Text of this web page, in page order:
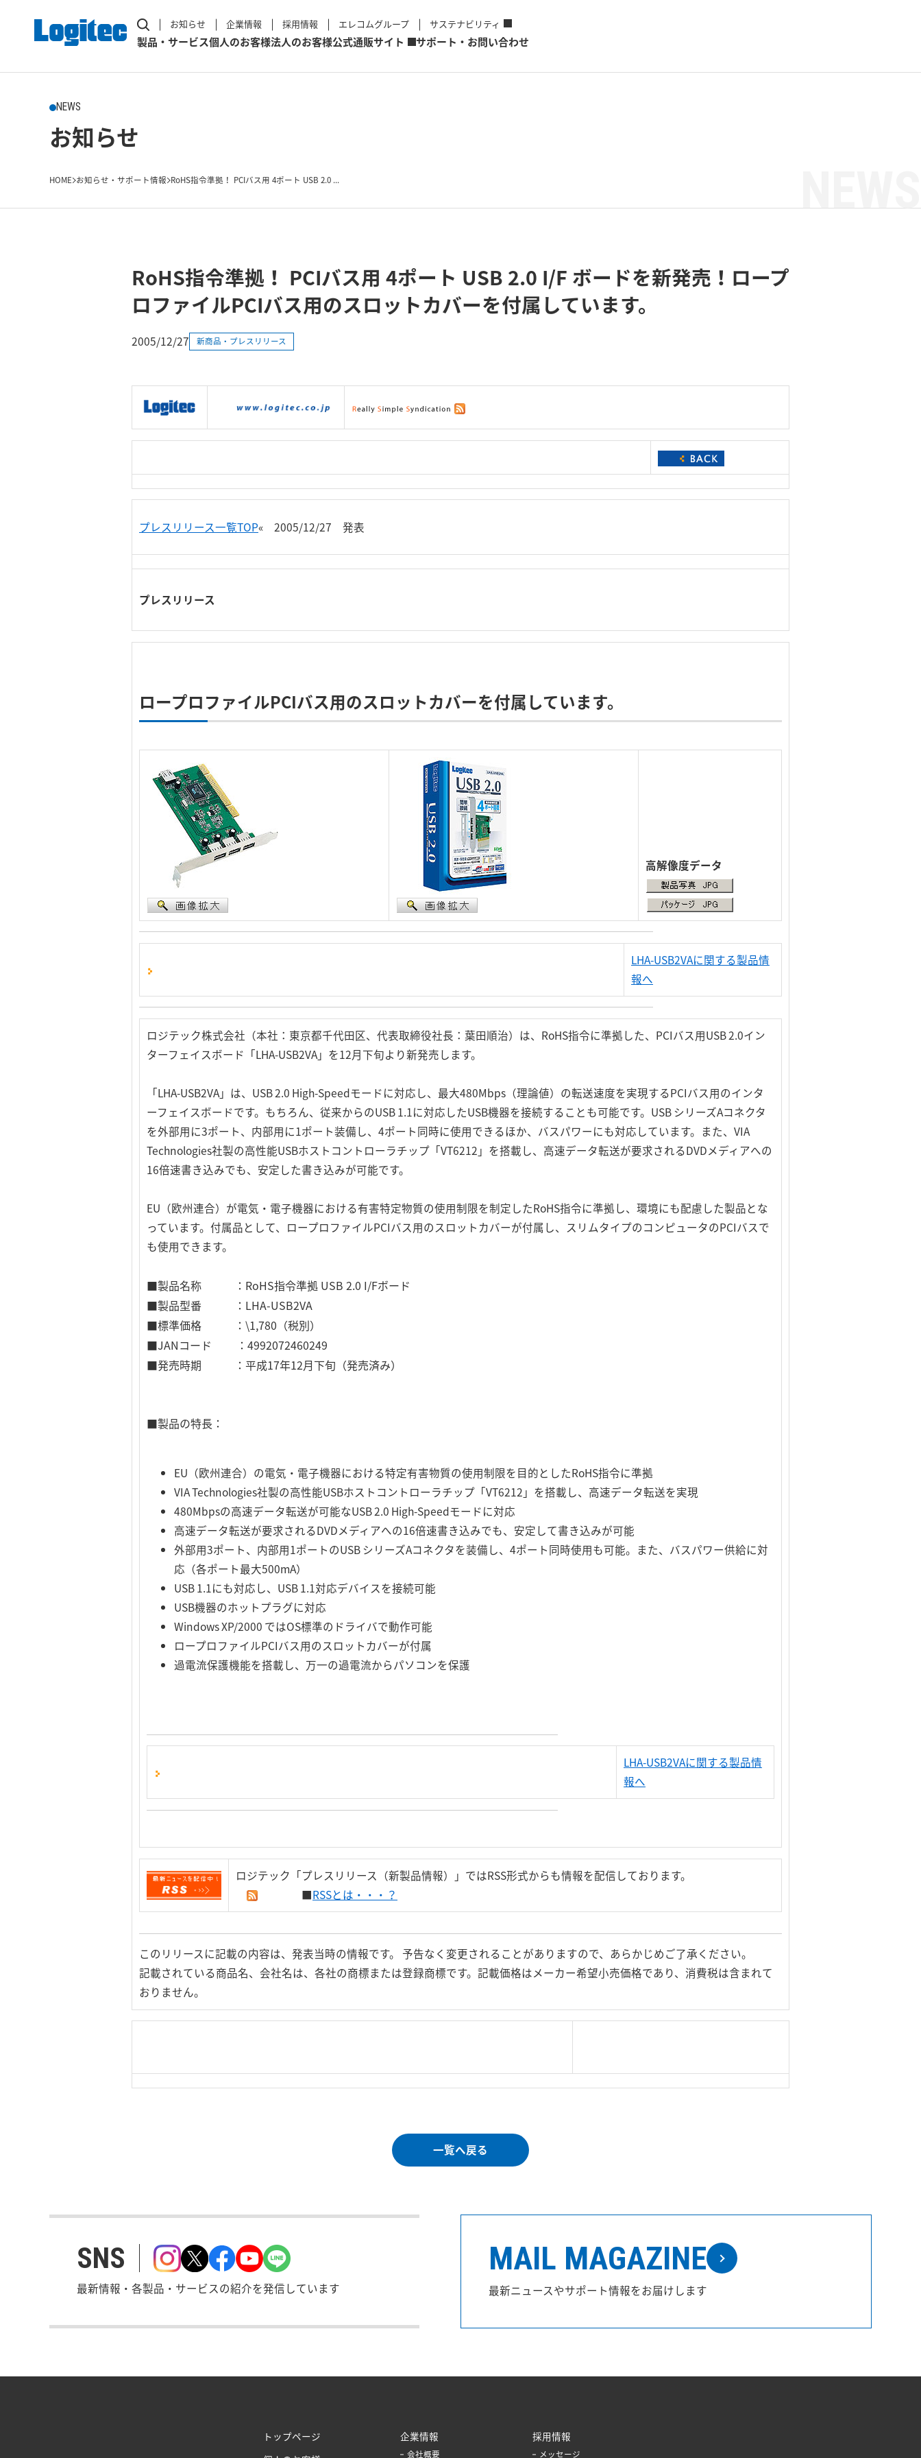
お知らせ 企業情報 採用情報 エレコムグループ サステナビリティ
製品・サービス個人のお客様法人のお客様公式通販サイト サポート・お問い合わせ
NEWS
お知らせ
HOME お知らせ・サポート情報 RoHS指令準拠！ PCIバス用 4ポート USB 2.0 ...
RoHS指令準拠！ PCIバス用 4ポート USB 2.0 I/F ボードを新発売！ロープ
ロファイルPCIバス用のスロットカバーを付属しています。
2005/12/27 新商品・プレスリリース
プレスリリース一覧TOP« 2005/12/27 発表
プレスリリース
ロープロファイルPCIバス用のスロットカバーを付属しています。
高解像度データ
LHA-USB2VAに関する製品情
報へ
ロジテック株式会社（本社：東京都千代田区、代表取締役社長：葉田順治）は、RoHS指令に準拠した、PCIバス用USB 2.0イン
ターフェイスボード「LHA-USB2VA」を12月下旬より新発売します。
「LHA-USB2VA」は、USB 2.0 High-Speedモードに対応し、最大480Mbps（理論値）の転送速度を実現するPCIバス用のインタ
ーフェイスボードです。もちろん、従来からのUSB 1.1に対応したUSB機器を接続することも可能です。USB シリーズAコネクタ
を外部用に3ポート、内部用に1ポート装備し、4ポート同時に使用できるほか、バスパワーにも対応しています。また、VIA
Technologies社製の高性能USBホストコントローラチップ「VT6212」を搭載し、高速データ転送が要求されるDVDメディアへの
16倍速書き込みでも、安定した書き込みが可能です。
EU（欧州連合）が電気・電子機器における有害特定物質の使用制限を制定したRoHS指令に準拠し、環境にも配慮した製品とな
っています。付属品として、ロープロファイルPCIバス用のスロットカバーが付属し、スリムタイプのコンピュータのPCIバスで
も使用できます。
■製品名称 ：RoHS指令準拠 USB 2.0 I/Fボード
■製品型番 ：LHA-USB2VA
■標準価格 ：\1,780（税別）
■JANコード ：4992072460249
■発売時期 ：平成17年12月下旬（発売済み）
■製品の特長：
EU（欧州連合）の電気・電子機器における特定有害物質の使用制限を目的としたRoHS指令に準拠
VIA Technologies社製の高性能USBホストコントローラチップ「VT6212」を搭載し、高速データ転送を実現
480Mbpsの高速データ転送が可能なUSB 2.0 High-Speedモードに対応
高速データ転送が要求されるDVDメディアへの16倍速書き込みでも、安定して書き込みが可能
外部用3ポート、内部用1ポートのUSB シリーズAコネクタを装備し、4ポート同時使用も可能。また、バスパワー供給に対
応（各ポート最大500mA）
USB 1.1にも対応し、USB 1.1対応デバイスを接続可能
USB機器のホットプラグに対応
Windows XP/2000 ではOS標準のドライバで動作可能
ロープロファイルPCIバス用のスロットカバーが付属
過電流保護機能を搭載し、万一の過電流からパソコンを保護
LHA-USB2VAに関する製品情
報へ
ロジテック「プレスリリース（新製品情報）」ではRSS形式からも情報を配信しております。
■RSSとは・・・？
このリリースに記載の内容は、発表当時の情報です。 予告なく変更されることがありますので、あらかじめご了承ください。
記載されている商品名、会社名は、各社の商標または登録商標です。記載価格はメーカー希望小売価格であり、消費税は含まれて
おりません。
一覧へ戻る
SNS
最新情報・各製品・サービスの紹介を発信しています
MAIL MAGAZINE
最新ニュースやサポート情報をお届けします
トップページ
企業情報
会社概要
採用情報
メッセージ